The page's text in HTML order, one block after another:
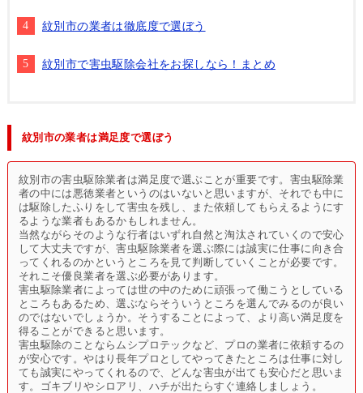
紋別市の業者は徹底度で選ぼう
紋別市で害虫駆除会社をお探しなら！まとめ
紋別市の業者は満足度で選ぼう
紋別市の害虫駆除業者は満足度で選ぶことが重要です。害虫駆除業
者の中には悪徳業者というのはいないと思いますが、それでも中に
は駆除したふりをして害虫を残し、また依頼してもらえるようにす
るような業者もあるかもしれません。
当然ながらそのような行者はいずれ自然と淘汰されていくので安心
して大丈夫ですが、害虫駆除業者を選ぶ際には誠実に仕事に向き合
ってくれるのかというところを見て判断していくことが必要です。
それこそ優良業者を選ぶ必要があります。
害虫駆除業者によっては世の中のために頑張って働こうとしている
ところもあるため、選ぶならそういうところを選んでみるのが良い
のではないでしょうか。そうすることによって、より高い満足度を
得ることができると思います。
害虫駆除のことならムシプロテックなど、プロの業者に依頼するの
が安心です。やはり長年プロとしてやってきたところは仕事に対し
ても誠実にやってくれるので、どんな害虫が出ても安心だと思いま
す。ゴキブリやシロアリ、ハチが出たらすぐ連絡しましょう。